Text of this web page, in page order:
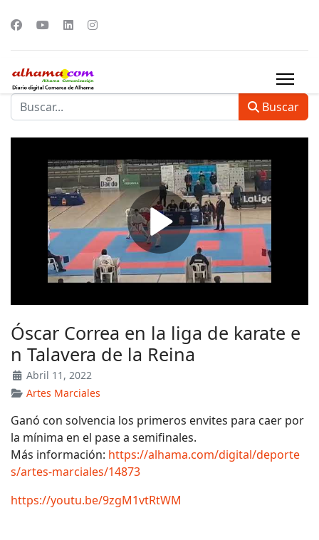
Buscar
Óscar Correa en la liga de karate e
n Talavera de la Reina
Abril 11, 2022
Artes Marciales
Ganó con solvencia los primeros envites para caer por
la mínima en el pase a semifinales.
Más información: https://alhama.com/digital/deporte
s/artes-marciales/14873
https://youtu.be/9zgM1vtRtWM